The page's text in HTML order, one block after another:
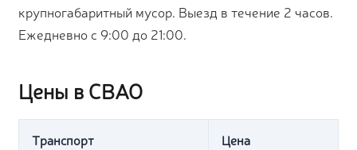
крупногабаритный мусор. Выезд в течение 2 часов.
Ежедневно с 9:00 до 21:00.
Цены в СВАО
Транспорт Цена